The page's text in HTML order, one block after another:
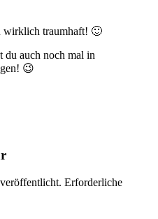
wirklich traumhaft! 🙂
du auch noch mal in
😉
Erforderliche